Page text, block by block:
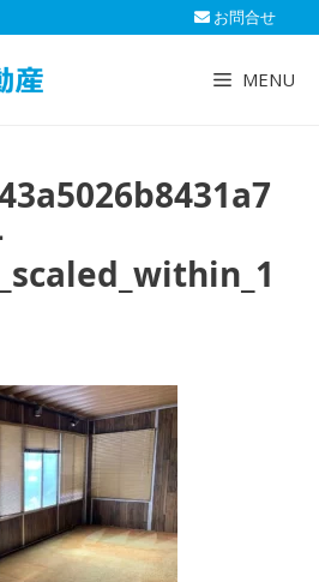
お問合せ
MENU